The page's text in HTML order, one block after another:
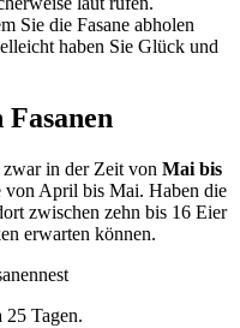
Sie die Fasane abholen
haben Sie Glück und
zwar in der Zeit von Mai bis
von April bis Mai. Haben die
zwischen zehn bis 16 Eier
erwarten können.
25 Tagen.